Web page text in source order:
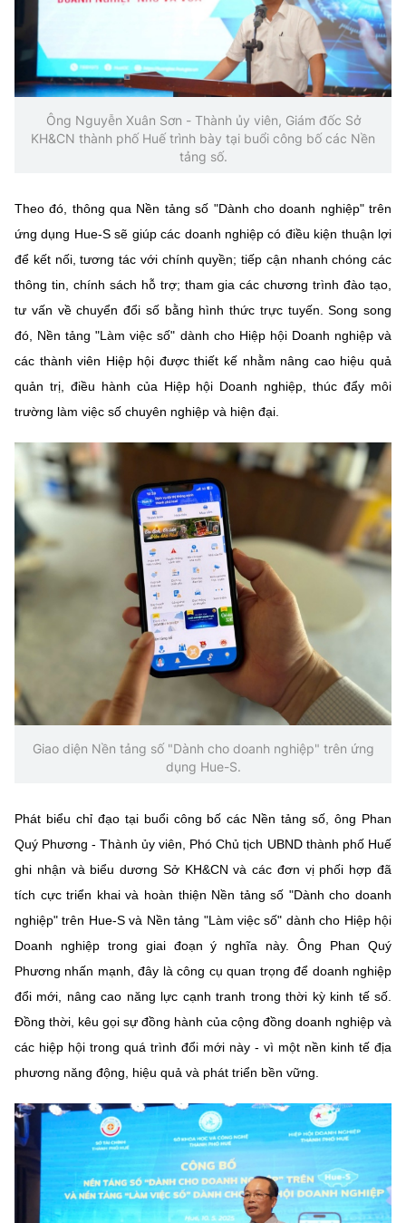
(Ghi rõ nguồn "https://mst.gov.vn" khi phát hành lại thông tin từ
website này)
Ông Nguyễn Xuân Sơn - Thành ủy viên, Giám đốc Sở
KH&CN thành phố Huế trình bày tại buổi công bố các Nền
tảng số.
Theo đó, thông qua Nền tảng số "Dành cho doanh nghiệp" trên
ứng dụng Hue-S sẽ giúp các doanh nghiệp có điều kiện thuận lợi
để kết nối, tương tác với chính quyền; tiếp cận nhanh chóng các
thông tin, chính sách hỗ trợ; tham gia các chương trình đào tạo,
tư vấn về chuyển đổi số bằng hình thức trực tuyến. Song song
đó, Nền tảng "Làm việc số" dành cho Hiệp hội Doanh nghiệp và
các thành viên Hiệp hội được thiết kế nhằm nâng cao hiệu quả
quản trị, điều hành của Hiệp hội Doanh nghiệp, thúc đẩy môi
trường làm việc số chuyên nghiệp và hiện đại.
Giao diện Nền tảng số "Dành cho doanh nghiệp" trên ứng
dụng Hue-S.
Phát biểu chỉ đạo tại buổi công bố các Nền tảng số, ông Phan
Quý Phương - Thành ủy viên, Phó Chủ tịch UBND thành phố Huế
ghi nhận và biểu dương Sở KH&CN và các đơn vị phối hợp đã
tích cực triển khai và hoàn thiện Nền tảng số "Dành cho doanh
nghiệp" trên Hue-S và Nền tảng "Làm việc số" dành cho Hiệp hội
Doanh nghiệp trong giai đoạn ý nghĩa này. Ông Phan Quý
Phương nhấn mạnh, đây là công cụ quan trọng để doanh nghiệp
đổi mới, nâng cao năng lực cạnh tranh trong thời kỳ kinh tế số.
Đồng thời, kêu gọi sự đồng hành của cộng đồng doanh nghiệp và
các hiệp hội trong quá trình đổi mới này - vì một nền kinh tế địa
phương năng động, hiệu quả và phát triển bền vững.